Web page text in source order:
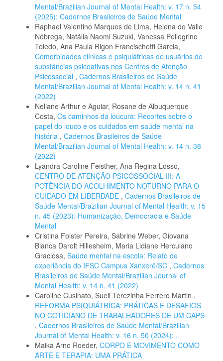
Mental/Brazilian Journal of Mental Health: v. 17 n. 54
(2025): Cadernos Brasileiros de Saúde Mental
Raphael Valentino Marques de Lima, Helena do Valle
Nóbrega, Natália Naomi Suzuki, Vanessa Pellegrino
Toledo, Ana Paula Rigon Francischetti Garcia,
Comorbidades clínicas e psiquiátricas de usuários de
substâncias psicoativas nos Centros de Atenção
Psicossocial , Cadernos Brasileiros de Saúde
Mental/Brazilian Journal of Mental Health: v. 14 n. 41
(2022)
Neliane Arthur e Aguiar, Rosane de Albuquerque
Costa, Os caminhos da loucura: Recortes sobre o
papel do louco e os cuidados em saúde mental na
história , Cadernos Brasileiros de Saúde
Mental/Brazilian Journal of Mental Health: v. 14 n. 38
(2022)
Lyandra Caroline Feisther, Ana Regina Losso,
CENTRO DE ATENÇÃO PSICOSSOCIAL III: A
POTÊNCIA DO ACOLHIMENTO NOTURNO PARA O
CUIDADO EM LIBERDADE , Cadernos Brasileiros de
Saúde Mental/Brazilian Journal of Mental Health: v. 15
n. 45 (2023): Humanização, Democracia e Saúde
Mental
Cristina Folster Pereira, Sabrine Weber, Giovana
Bianca Darolt Hillesheim, Maria Lidiane Herculano
Graciosa, Saúde mental na escola: Relato de
experiência do IFSC Campus Xanxerê/SC , Cadernos
Brasileiros de Saúde Mental/Brazilian Journal of
Mental Health: v. 14 n. 41 (2022)
Caroline Cusinato, Sueli Terezinha Ferrero Martin ,
REFORMA PSIQUIÁTRICA: PRÁTICAS E DESAFIOS
NO COTIDIANO DE TRABALHADORES DE UM CAPS
, Cadernos Brasileiros de Saúde Mental/Brazilian
Journal of Mental Health: v. 16 n. 50 (2024): .
Maika Arno Roeder, CORPO E MOVIMENTO COMO
ARTE E TERAPIA: UMA PRÁTICA